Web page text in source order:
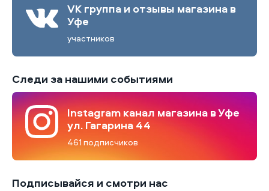
VK группа и отзывы магазина в
Уфе
участников
Следи за нашими событиями
Instagram канал магазина в Уфе
ул. Гагарина 44
461 подписчиков
Подписывайся и смотри нас